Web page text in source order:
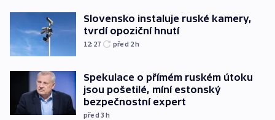
Slovensko instaluje ruské kamery,
tvrdí opoziční hnutí
12:27 před 2h
Spekulace o přímém ruském útoku
jsou pošetilé, míní estonský
bezpečnostní expert
před 3h